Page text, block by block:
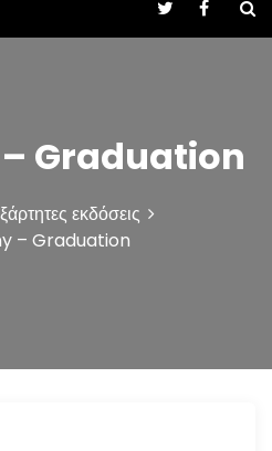
Graduation
εκδόσεις
– Graduation